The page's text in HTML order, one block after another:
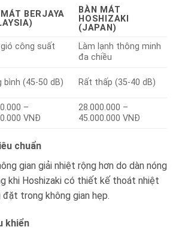
BERJAYA
BÀN MÁT
HOSHIZAKI
(JAPAN)
công suất
Làm lạnh thông minh
đa chiều
bình (45-50 dB) Rất thấp (35-40 dB)
–
VNĐ
28.000.000 –
45.000.000 VNĐ
chuẩn
gian giải nhiệt rộng hơn do dàn nóng
khi Hoshizaki có thiết kế thoát nhiệt
đặt trong không gian hẹp.
khiển